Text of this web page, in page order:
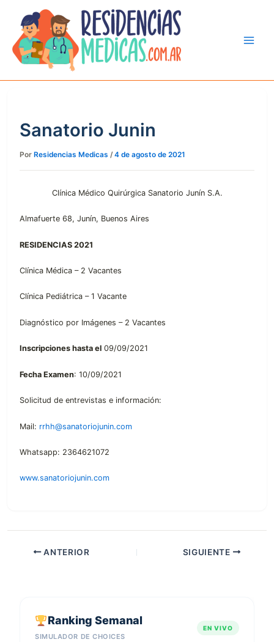
contenido
Sanatorio Junin
Por Residencias Medicas /4 de agosto de 2021
Clínica Médico Quirúrgica Sanatorio Junín S.A.
Almafuerte 68, Junín, Buenos Aires
RESIDENCIAS 2021
Clínica Médica – 2 Vacantes
Clínica Pediátrica – 1 Vacante
Diagnóstico por Imágenes – 2 Vacantes
Inscripciones hasta el 09/09/2021
Fecha Examen: 10/09/2021
Solicitud de entrevistas e información:
Mail: rrhh@sanatoriojunin.com
Whatsapp: 2364621072
www.sanatoriojunin.com
ANTERIOR SIGUIENTE
Ranking Semanal
SIMULADOR DE CHOICES
EN VIVO